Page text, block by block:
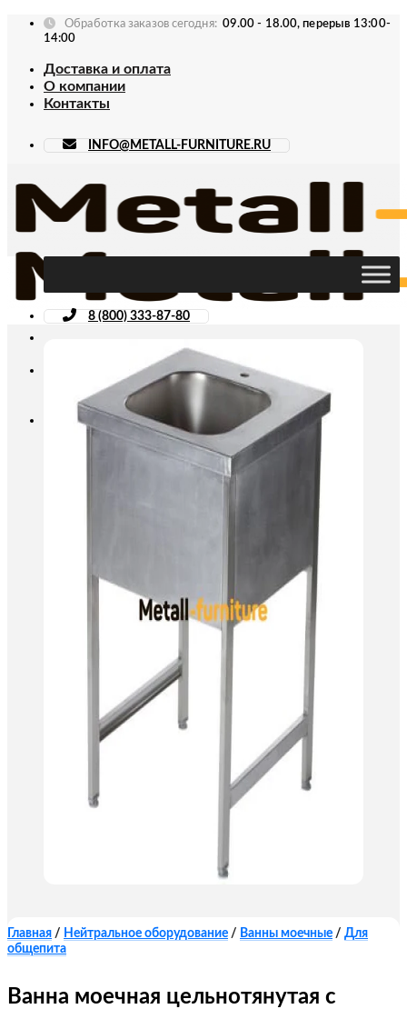
Skip
Обработка заказов сегодня: 09.00 - 18.00, перерыв 13:00-
14:00
Доставка и оплата
О компании
Контакты
INFO@METALL-FURNITURE.RU
8 (800) 333-87-80
Главная / Нейтральное оборудование / Ванны моечные / Для
общепита
Ванна моечная цельнотянутая с